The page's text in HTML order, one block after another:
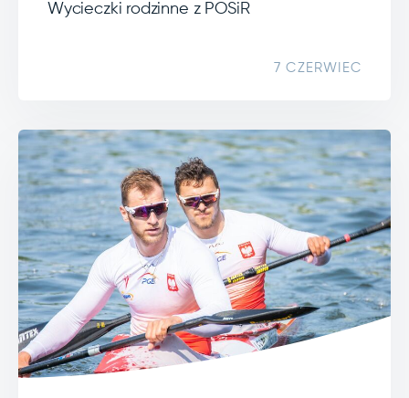
Wycieczki rodzinne z POSiR
7 CZERWIEC